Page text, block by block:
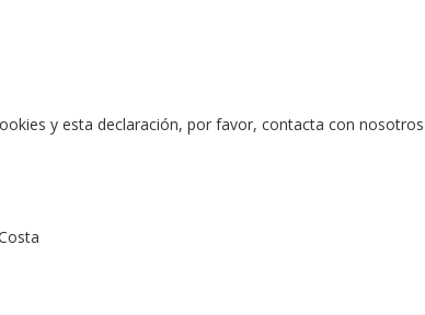
y esta declaración, por favor, contacta con nosotros